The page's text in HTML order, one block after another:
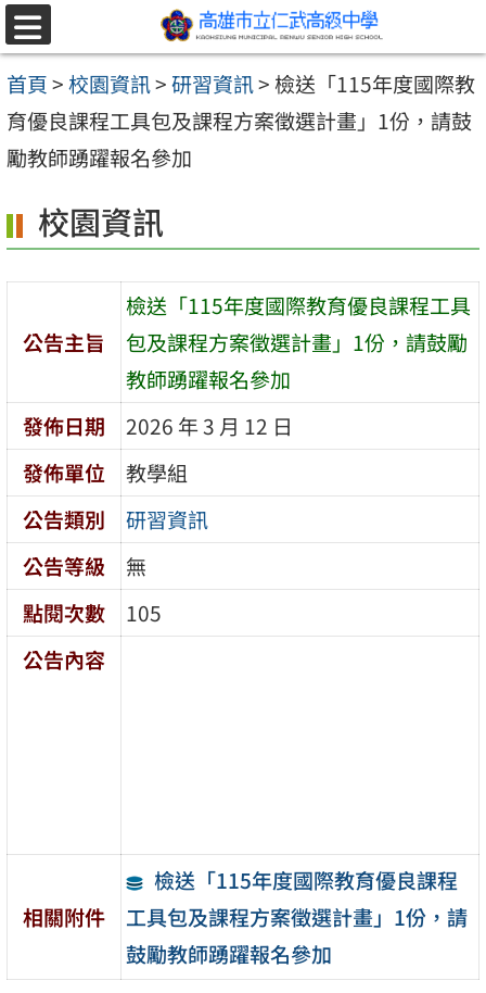
跳至主要內容區
選
單
首頁>校園資訊>研習資訊> 檢送「115年度國際教
育優良課程工具包及課程方案徵選計畫」1份，請鼓
勵教師踴躍報名參加
校園資訊
公告主旨
檢送「115年度國際教育優良課程工具
包及課程方案徵選計畫」1份，請鼓勵
教師踴躍報名參加
發佈日期
2026 年 3 月 12 日
發佈單位
教學組
公告類別
研習資訊
公告等級
無
點閱次數
105
公告內容
相關附件
檢送「115年度國際教育優良課程
工具包及課程方案徵選計畫」1份，請
鼓勵教師踴躍報名參加